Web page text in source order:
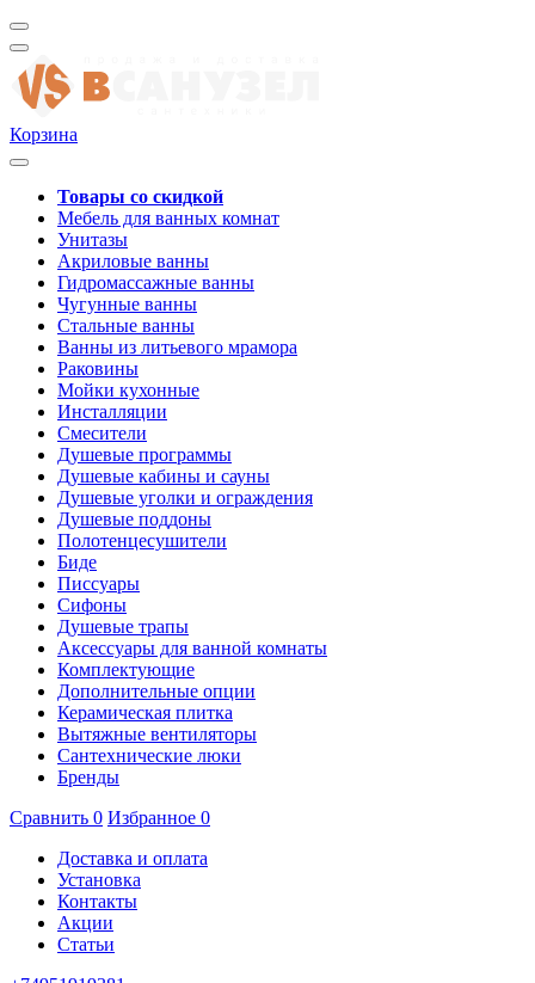
Корзина
Товары со скидкой
Мебель для ванных комнат
Унитазы
Акриловые ванны
Гидромассажные ванны
Чугунные ванны
Стальные ванны
Ванны из литьевого мрамора
Раковины
Мойки кухонные
Инсталляции
Смесители
Душевые программы
Душевые кабины и сауны
Душевые уголки и ограждения
Душевые поддоны
Полотенцесушители
Биде
Писсуары
Сифоны
Душевые трапы
Аксессуары для ванной комнаты
Комплектующие
Дополнительные опции
Керамическая плитка
Вытяжные вентиляторы
Сантехнические люки
Бренды
Сравнить 0 Избранное 0
Доставка и оплата
Установка
Контакты
Акции
Статьи